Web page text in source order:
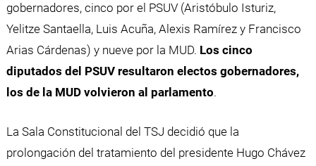
gobernadores, cinco por el PSUV (Aristóbulo Isturiz,
Yelitze Santaella, Luis Acuña, Alexis Ramírez y Francisco
Arias Cárdenas) y nueve por la MUD. Los cinco
diputados del PSUV resultaron electos gobernadores,
los de la MUD volvieron al parlamento.
La Sala Constitucional del TSJ decidió que la
prolongación del tratamiento del presidente Hugo Chávez